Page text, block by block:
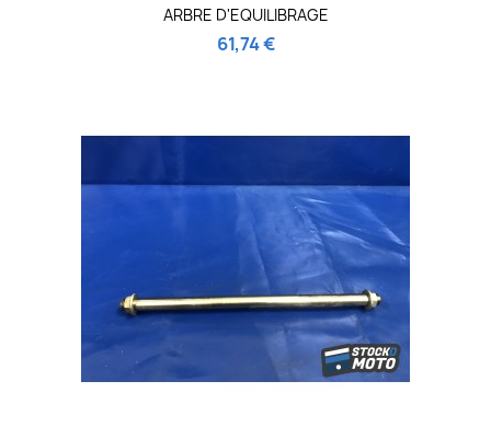
ARBRE D'EQUILIBRAGE
61,74 €